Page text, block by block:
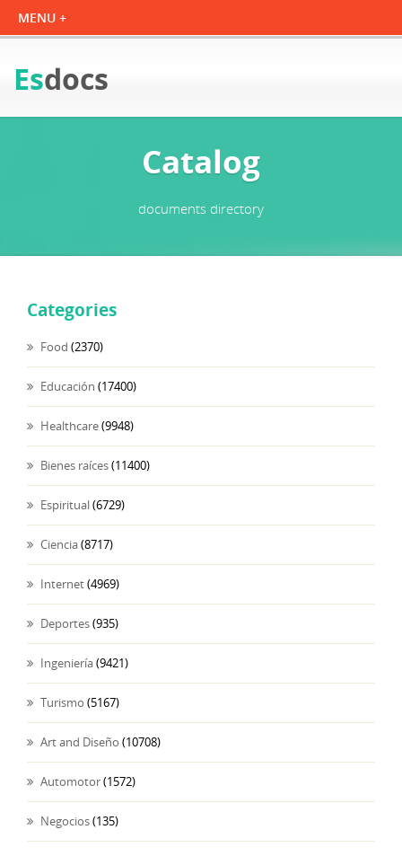
Esdocs
Catalog
documents directory
Categories
Food (2370)
Educación (17400)
Healthcare(9948)
Bienes raíces(11400)
Espiritual(6729)
Ciencia(8717)
Internet(4969)
Deportes(935)
Ingeniería(9421)
Turismo (5167)
Art and Diseño (10708)
Automotor(1572)
Negocios(135)